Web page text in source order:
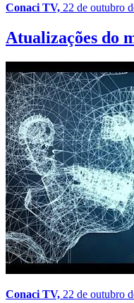
Conaci TV, 22 de outubro
Atualizações do
Conaci TV, 22 de outubro